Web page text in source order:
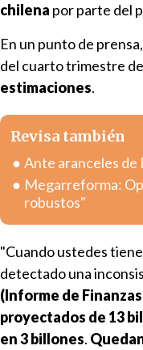
chilena por parte del
En un punto de
del cuarto trimestre
estimaciones.
Revisa también
Ante aranceles de
Megarreforma:
robustos"
"Cuando ustedes
detectado una
(Informe de
proyectados de 13
en 3 billones.